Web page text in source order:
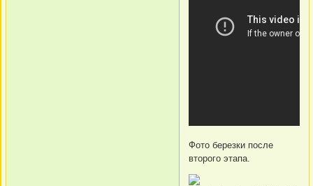
Фото березки после
второго этапа.